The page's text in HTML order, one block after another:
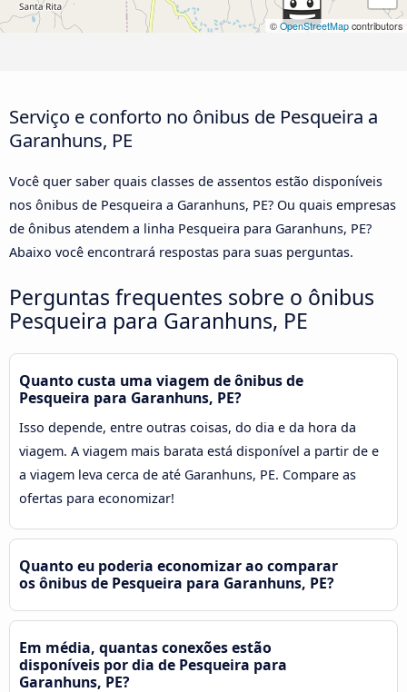
© OpenStreetMap contributors
Serviço e conforto no ônibus de Pesqueira a
Garanhuns, PE
Você quer saber quais classes de assentos estão disponíveis
nos ônibus de Pesqueira a Garanhuns, PE? Ou quais empresas
de ônibus atendem a linha Pesqueira para Garanhuns, PE?
Abaixo você encontrará respostas para suas perguntas.
Perguntas frequentes sobre o ônibus
Pesqueira para Garanhuns, PE
Quanto custa uma viagem de ônibus de
Pesqueira para Garanhuns, PE?
Isso depende, entre outras coisas, do dia e da hora da
viagem. A viagem mais barata está disponível a partir de e
a viagem leva cerca de até Garanhuns, PE. Compare as
ofertas para economizar!
Quanto eu poderia economizar ao comparar
os ônibus de Pesqueira para Garanhuns, PE?
Em média, quantas conexões estão
disponíveis por dia de Pesqueira para
Garanhuns, PE?